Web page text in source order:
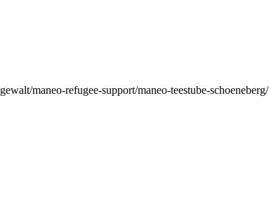
maneo-refugee-support/maneo-teestube-schoeneberg/